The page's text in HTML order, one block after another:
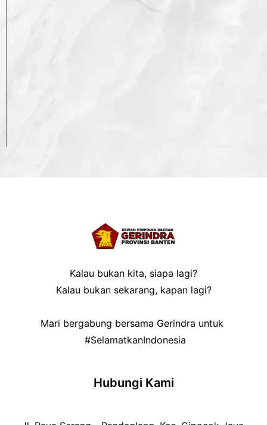
Kalau bukan kita, siapa lagi?
Kalau bukan sekarang, kapan lagi?
Mari bergabung bersama Gerindra untuk
#SelamatkanIndonesia
Hubungi Kami